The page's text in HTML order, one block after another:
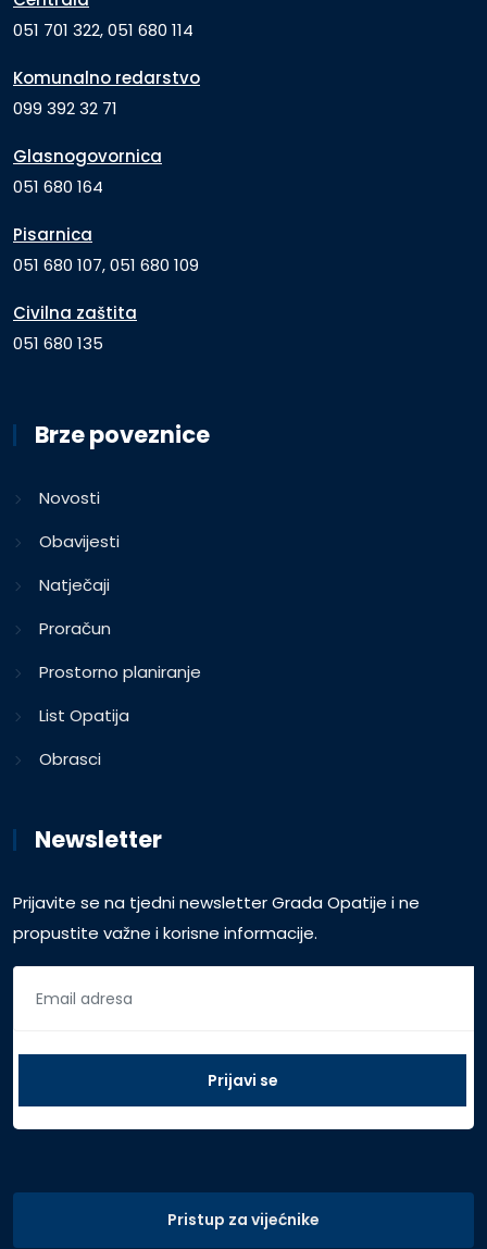
051 701 322, 051 680 114
Komunalno redarstvo
099 392 32 71
Glasnogovornica
051 680 164
Pisarnica
051 680 107, 051 680 109
Civilna zaštita
051 680 135
Brze poveznice
Novosti
Obavijesti
Natječaji
Proračun
Prostorno planiranje
List Opatija
Obrasci
Newsletter
Prijavite se na tjedni newsletter Grada Opatije i ne
propustite važne i korisne informacije.
Pristup za vijećnike